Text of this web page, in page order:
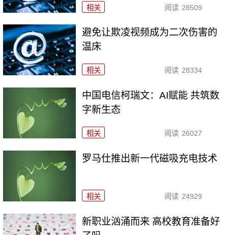
相关 阅读 28509
避免让欺凌视频成为二次伤害的
温床
相关 阅读 28334
中国电信柯瑞文：AI赋能 共筑数
字新生态
相关 阅读 26027
罗马仕推出新一代磁吸充电技术
相关 阅读 24929
新职业汹涌而来 高校教育准备好